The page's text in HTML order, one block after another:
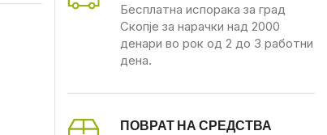
Бесплатна испорака за град
Скопје за нарачки над 2000
денари во рок од 2 до 3 работни
дена.
ПОВРАТ НА СРЕДСТВА